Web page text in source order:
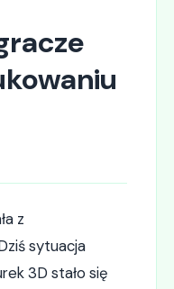
z
sytuacja
3D stało się